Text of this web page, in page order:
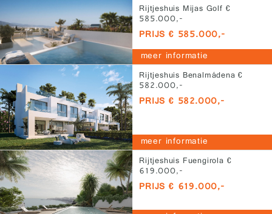
Rijtjeshuis Mijas Golf €
585.000,-
PRIJS € 585.000,-
meer informatie
Rijtjeshuis Benalmádena €
582.000,-
PRIJS € 582.000,-
meer informatie
Rijtjeshuis Fuengirola €
619.000,-
PRIJS € 619.000,-